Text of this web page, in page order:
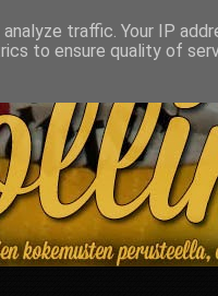
traffic. Your IP
to ensure quality of